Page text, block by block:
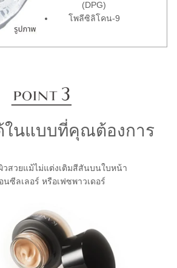
(DPG)
โพลีซิลิโคน-9
ในแบบที่คุณต้องการ
วสวยแม้ไม่แต่งเติมสีสันบนใบหน้า
นซีลเลอร์ หรือเฟซพาวเดอร์